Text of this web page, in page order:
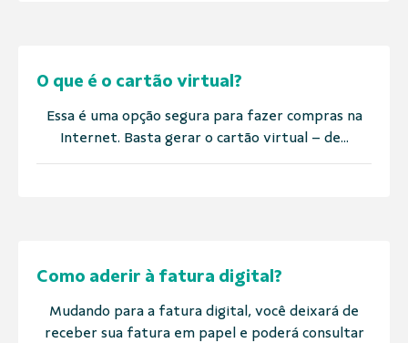
O que é o cartão virtual?
Essa é uma opção segura para fazer compras na
Internet. Basta gerar o cartão virtual – de...
Como aderir à fatura digital?
Mudando para a fatura digital, você deixará de
receber sua fatura em papel e poderá consultar